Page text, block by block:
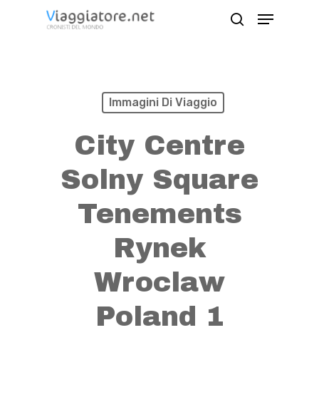
Menu
Immagini Di Viaggio
City Centre
Solny Square
Tenements
Rynek
Wroclaw
Poland 1